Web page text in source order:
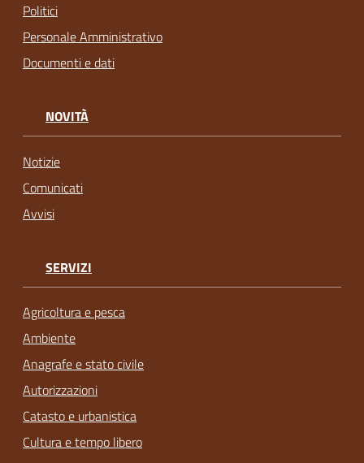
Politici
Personale Amministrativo
Documenti e dati
NOVITÀ
Notizie
Comunicati
Avvisi
SERVIZI
Agricoltura e pesca
Ambiente
Anagrafe e stato civile
Autorizzazioni
Catasto e urbanistica
Cultura e tempo libero